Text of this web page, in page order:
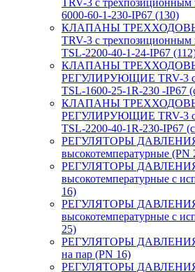
TRV-3 с трехпозиционным
6000-60-1-230-IP67 (130)
КЛАПАНЫ
TRV-3 с трехпозиционным
TSL-2200-40-1-24-IP67
КЛАПАНЫ
РЕГУЛИРУЮЩИЕ TRV-3 с
TSL-1600-25-1R-230 -IP67
КЛАПАНЫ
РЕГУЛИРУЮЩИЕ TRV-3 с
TSL-2200-40-1R-230-IP67
РЕГУЛЯТОРЫ ДАВЛЕНИЯ
высокотемпературные (PN
РЕГУЛЯТОРЫ ДАВЛЕНИЯ
высокотемпературные с
16)
РЕГУЛЯТОРЫ ДАВЛЕНИЯ
высокотемпературные с
25)
РЕГУЛЯТОРЫ ДАВЛЕНИЯ
на пар (PN 16)
РЕГУЛЯТОРЫ ДАВЛЕНИЯ